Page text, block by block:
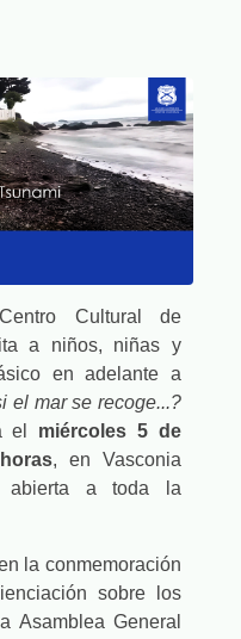
Cultural de
a niños, niñas y
en adelante a
el mar se recoge...?
el miércoles 5 de
, en Vasconia
abierta a toda la
la conmemoración
sobre los
Asamblea General